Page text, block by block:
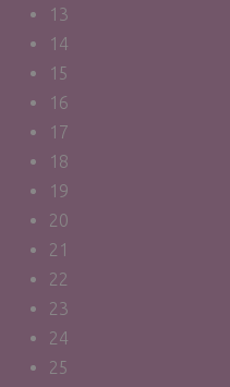
13
14
15
16
17
18
19
20
21
22
23
24
25